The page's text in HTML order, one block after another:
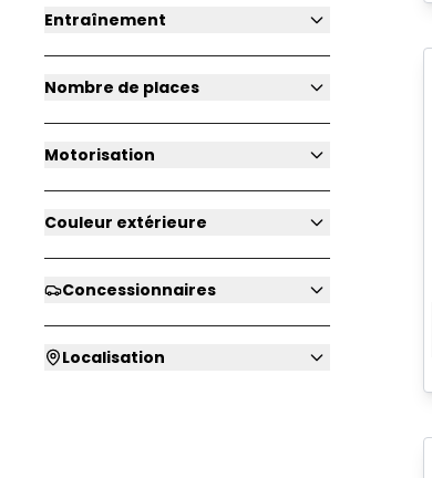
Entraînement
Nombre de places
Motorisation
Couleur extérieure
Concessionnaires
Localisation